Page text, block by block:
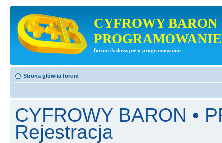
CYFROWY BARON
PROGRAMOWANIE
forum dyskusyjne o programowaniu
Strona główna forum
CYFROWY BARON •
Rejestracja